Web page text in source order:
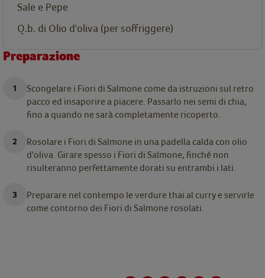
Sale e Pepe
Q.b. di Olio d'oliva (per soffriggere)
Preparazione
Scongelare i Fiori di Salmone come da istruzioni sul retro
pacco ed insaporire a piacere. Passarlo nei semi di chia,
fino a quando ne sarà completamente ricoperto.
Rosolare i Fiori di Salmone in una padella calda con olio
d'oliva. Girare spesso i Fiori di Salmone, finché non
risulteranno perfettamente dorati su entrambi i lati.
Preparare nel contempo le verdure thai al curry e servirle
come contorno dei Fiori di Salmone rosolati.